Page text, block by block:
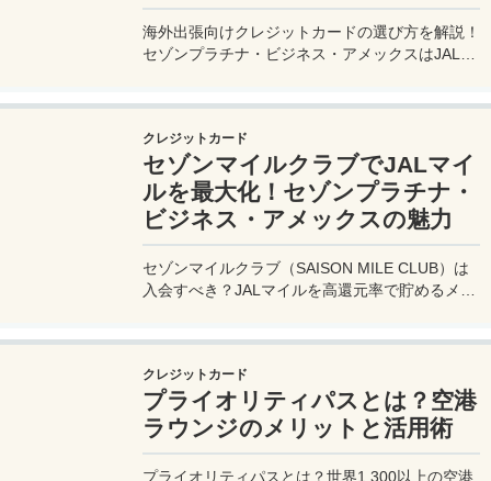
海外出張向けクレジットカードの選び方を解説！
セゾンプラチナ・ビジネス・アメックスはJALマ
クレジットカード
セゾンマイルクラブでJALマイ
ルを最大化！セゾンプラチナ・
ビジネス・アメックスの魅力
セゾンマイルクラブ（SAISON MILE CLUB）は
入会すべき？JALマイルを高還元率で貯めるメリ
クレジットカード
プライオリティパスとは？空港
ラウンジのメリットと活用術
プライオリティパスとは？世界1,300以上の空港